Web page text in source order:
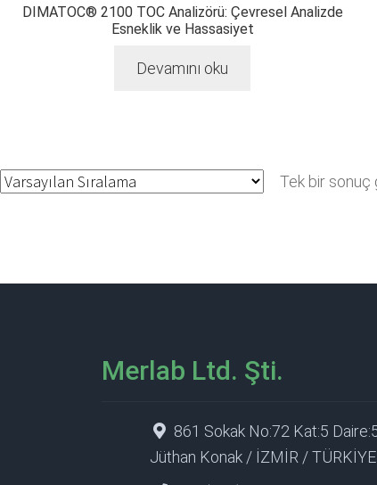
DIMATOC® 2100 TOC Analizörü: Çevresel Analizde
Esneklik ve Hassasiyet
Devamını oku
Tek bir
Merlab Ltd. Şti.
861 Sokak No:72 Kat:5
Jüthan Konak / İZMİR / TÜRKİYE